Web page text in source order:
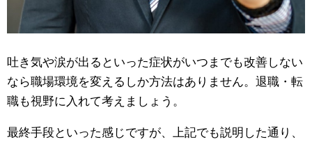
吐き気や涙が出るといった症状がいつまでも改善しない
なら職場環境を変えるしか方法はありません。退職・転
職も視野に入れて考えましょう。
最終手段といった感じですが、上記でも説明した通り、